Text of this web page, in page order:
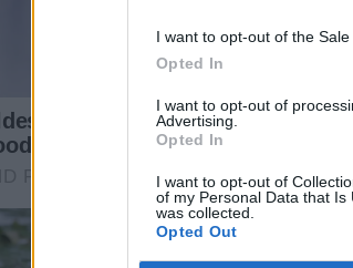
I want to opt-out of the Sale
Opted In
I want to opt-out of
Advertising.
Opted In
I want to opt-out of
of my Personal Data that
was collected.
Opted Out